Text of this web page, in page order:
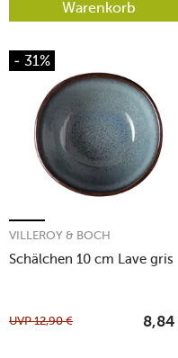
Warenkorb
- 31%
Schälchen 10 cm Lave gris
VILLEROY & BOCH
UVP12,90 € 8,84